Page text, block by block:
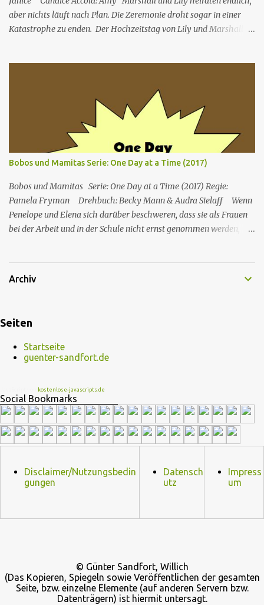
aber nichts läuft nach Plan. Die Zeremonie droht sogar in einer
Katastrophe zu enden. Der Hochzeitstag von Lily und Marshall
Hochzeit mit Harfe Serie How I Met Your Mother Staffel Staffel 2
Nr. (St.) 21 Original­titel Something Borrowed Regie Pamela
Fryman Drehbuch Greg Malins Erstaus­strahlung USA 7. Mai 2007
Deutsch­sprachige Erstaus­strahlung (D) 14. Feb. 2009 How I Met
Your Mother (Englisch für „Wie ich eure Mutter kennenlernte“;
kurz: HIMYM) ist eine US-amerikanische Sitcom, die neun Staffeln
umfassen 208 Folgen, die von 2005 bis 2014 ...
Bobos und Mamitas Serie: One Day at a Time (2017)
Bobos und Mamitas Serie: One Day at a Time (2017) Regie:
Pamela Fryman Drehbuch: Becky Mann & Audra Sielaff Wenn
Penelope und Elena sich darüber beschweren, dass sie als Frauen
bei der Arbeit und in der Schule nicht ernst genommen werden,
ohne Penelope sein Büro nicht führen kann, und lockt sie mit einer
Isabella Gomez, Marcel Ruiz and Stephen Tobolowsky
Hauptbesetzung Justina Machado als Penelope Alvarez Rita
Moreno als Lydia Riera Isabella Gomez als Elena Alvarez Marcel
Tobolowsky als Dr. Le...
Archiv
Seiten
Startseite
guenter-sandfort.de
kostenlose-javascripts.de
Social Bookmarks
Disclaimer/Nutzungsbedin
gungen
Datensch
utz
Impress
um
© Günter Sandfort, Willich
(Das Kopieren, Spiegeln sowie Veröffentlichen der gesamten
Seite, bzw. einzelne Elemente (auf anderen Servern bzw.
Datenträgern) ist hiermit untersagt.